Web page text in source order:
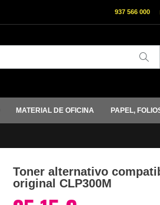
937 566 000
MATERIAL DE OFICINA PAPEL,
Toner alternativo
original CLP300M